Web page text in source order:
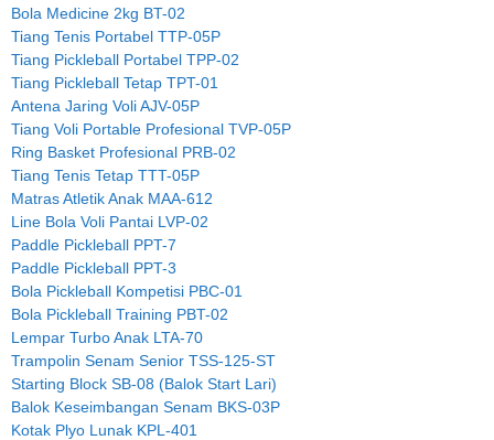
Bola Medicine 2kg BT-02
Tiang Tenis Portabel TTP-05P
Tiang Pickleball Portabel TPP-02
Tiang Pickleball Tetap TPT-01
Antena Jaring Voli AJV-05P
Tiang Voli Portable Profesional TVP-05P
Ring Basket Profesional PRB-02
Tiang Tenis Tetap TTT-05P
Matras Atletik Anak MAA-612
Line Bola Voli Pantai LVP-02
Paddle Pickleball PPT-7
Paddle Pickleball PPT-3
Bola Pickleball Kompetisi PBC-01
Bola Pickleball Training PBT-02
Lempar Turbo Anak LTA-70
Trampolin Senam Senior TSS-125-ST
Starting Block SB-08 (Balok Start Lari)
Balok Keseimbangan Senam BKS-03P
Kotak Plyo Lunak KPL-401